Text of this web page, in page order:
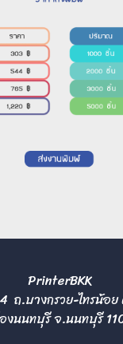
PrinterBKK
.บางกรวย-ไทรน้อย
งนนทบุรี จ.นนทบุรี